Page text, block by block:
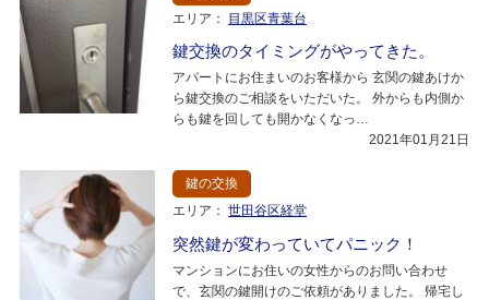
エリア：
目黒区青葉台
鍵交換のタイミングがやってきた。
アパートにお住まいのお客様から 玄関の鍵あけか
ら鍵交換のご相談をいただいた。 外からも内側か
らも鍵を回しても開かなくなっ…
2021年01月21日
鍵の交換
エリア： 世田谷区経堂
突然鍵が変わっていてパニック！
マンションにお住いの女性からのお問い合わせ
で、玄関の鍵開けのご依頼がありました。 帰宅し